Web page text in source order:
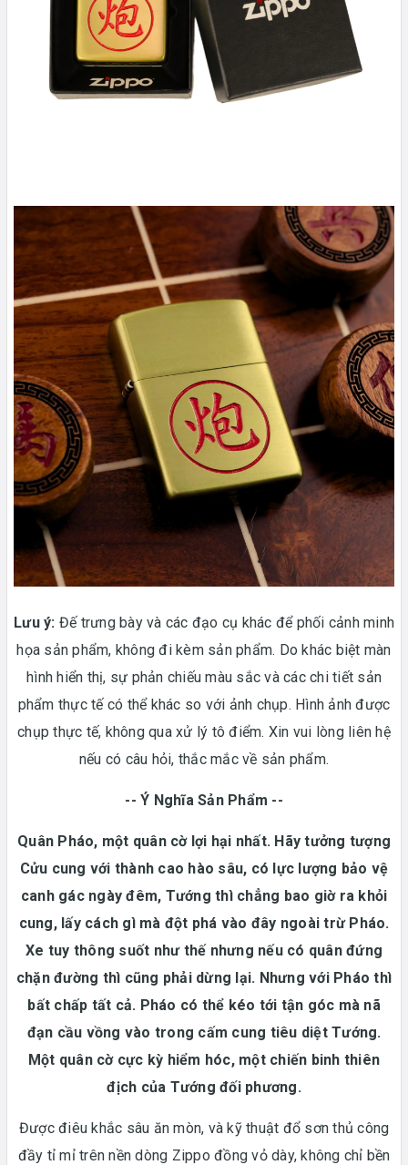
Lưu ý: Đế trưng bày và các đạo cụ khác để phối cảnh minh
họa sản phẩm, không đi kèm sản phẩm. Do khác biệt màn
hình hiển thị, sự phản chiếu màu sắc và các chi tiết sản
phẩm thực tế có thể khác so với ảnh chụp. Hình ảnh được
chụp thực tế, không qua xử lý tô điểm. Xin vui lòng liên hệ
nếu có câu hỏi, thắc mắc về sản phẩm.
-- Ý Nghĩa Sản Phẩm --
Quân Pháo, một quân cờ lợi hại nhất. Hãy tưởng tượng
Cửu cung với thành cao hào sâu, có lực lượng bảo vệ
canh gác ngày đêm, Tướng thì chẳng bao giờ ra khỏi
cung, lấy cách gì mà đột phá vào đây ngoài trừ Pháo.
Xe tuy thông suốt như thế nhưng nếu có quân đứng
chặn đường thì cũng phải dừng lại. Nhưng với Pháo thì
bất chấp tất cả. Pháo có thể kéo tới tận góc mà nã
đạn cầu vồng vào trong cấm cung tiêu diệt Tướng.
Một quân cờ cực kỳ hiểm hóc, một chiến binh thiên
địch của Tướng đối phương.
Được điêu khắc sâu ăn mòn, và kỹ thuật đổ sơn thủ công
đầy tỉ mỉ trên nền dòng Zippo đồng vỏ dày, không chỉ bền